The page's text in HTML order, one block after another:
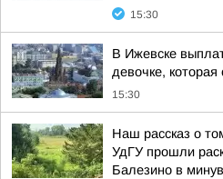
15:30
В Ижевске
девочке,
15:30
Наш рассказ о
УдГУ прошли
Балезино в